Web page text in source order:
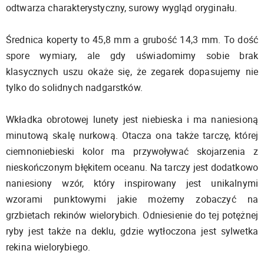
odtwarza charakterystyczny, surowy wygląd oryginału.
Średnica koperty to 45,8 mm a grubość 14,3 mm. To dość
spore wymiary, ale gdy uświadomimy sobie brak
klasycznych uszu okaże się, że zegarek dopasujemy nie
tylko do solidnych nadgarstków.
Wkładka obrotowej lunety jest niebieska i ma naniesioną
minutową skalę nurkową. Otacza ona także tarczę, której
ciemnoniebieski kolor ma przywoływać skojarzenia z
nieskończonym błękitem oceanu. Na tarczy jest dodatkowo
naniesiony wzór, który inspirowany jest unikalnymi
wzorami punktowymi jakie możemy zobaczyć na
grzbietach rekinów wielorybich. Odniesienie do tej potężnej
ryby jest także na deklu, gdzie wytłoczona jest sylwetka
rekina wielorybiego.